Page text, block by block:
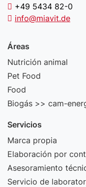
+49 5434 82-0
info@miavit.de
Áreas
Nutrición animal
Pet Food
Food
Biogás >> cam-
Servicios
Marca propia
Elaboración por
Asesoramiento
Servicio de